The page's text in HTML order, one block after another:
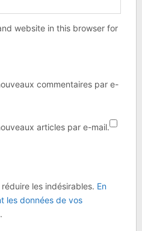
website in this browser for
commentaires par e-
articles par e-mail.
les indésirables. En
les données de vos
.